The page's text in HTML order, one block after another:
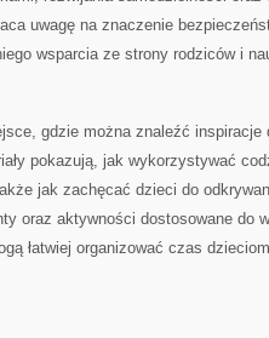
uwagę na znaczenie
wsparcia ze strony rodziców i
gdzie można znaleźć
pokazują, jak wykorzystywać
jak zachęcać dzieci do
oraz aktywności dostosowane do
łatwiej organizować czas